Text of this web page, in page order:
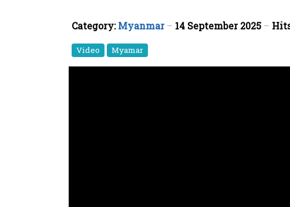
Category:Myanmar 14 September 2025
Video Myamar